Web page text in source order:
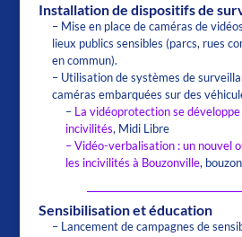
Installation de dispositifs de
– Mise en place de caméras de
lieux publics sensibles (parcs, rues
en commun).
– Utilisation de systèmes de
caméras embarquées sur des
– La vidéoprotection se
incivilités, Midi Libre
– Vidéo-verbalisation : un nouvel
les incivilités à Bouzonville,
Sensibilisation et éducation
– Lancement de campagnes de